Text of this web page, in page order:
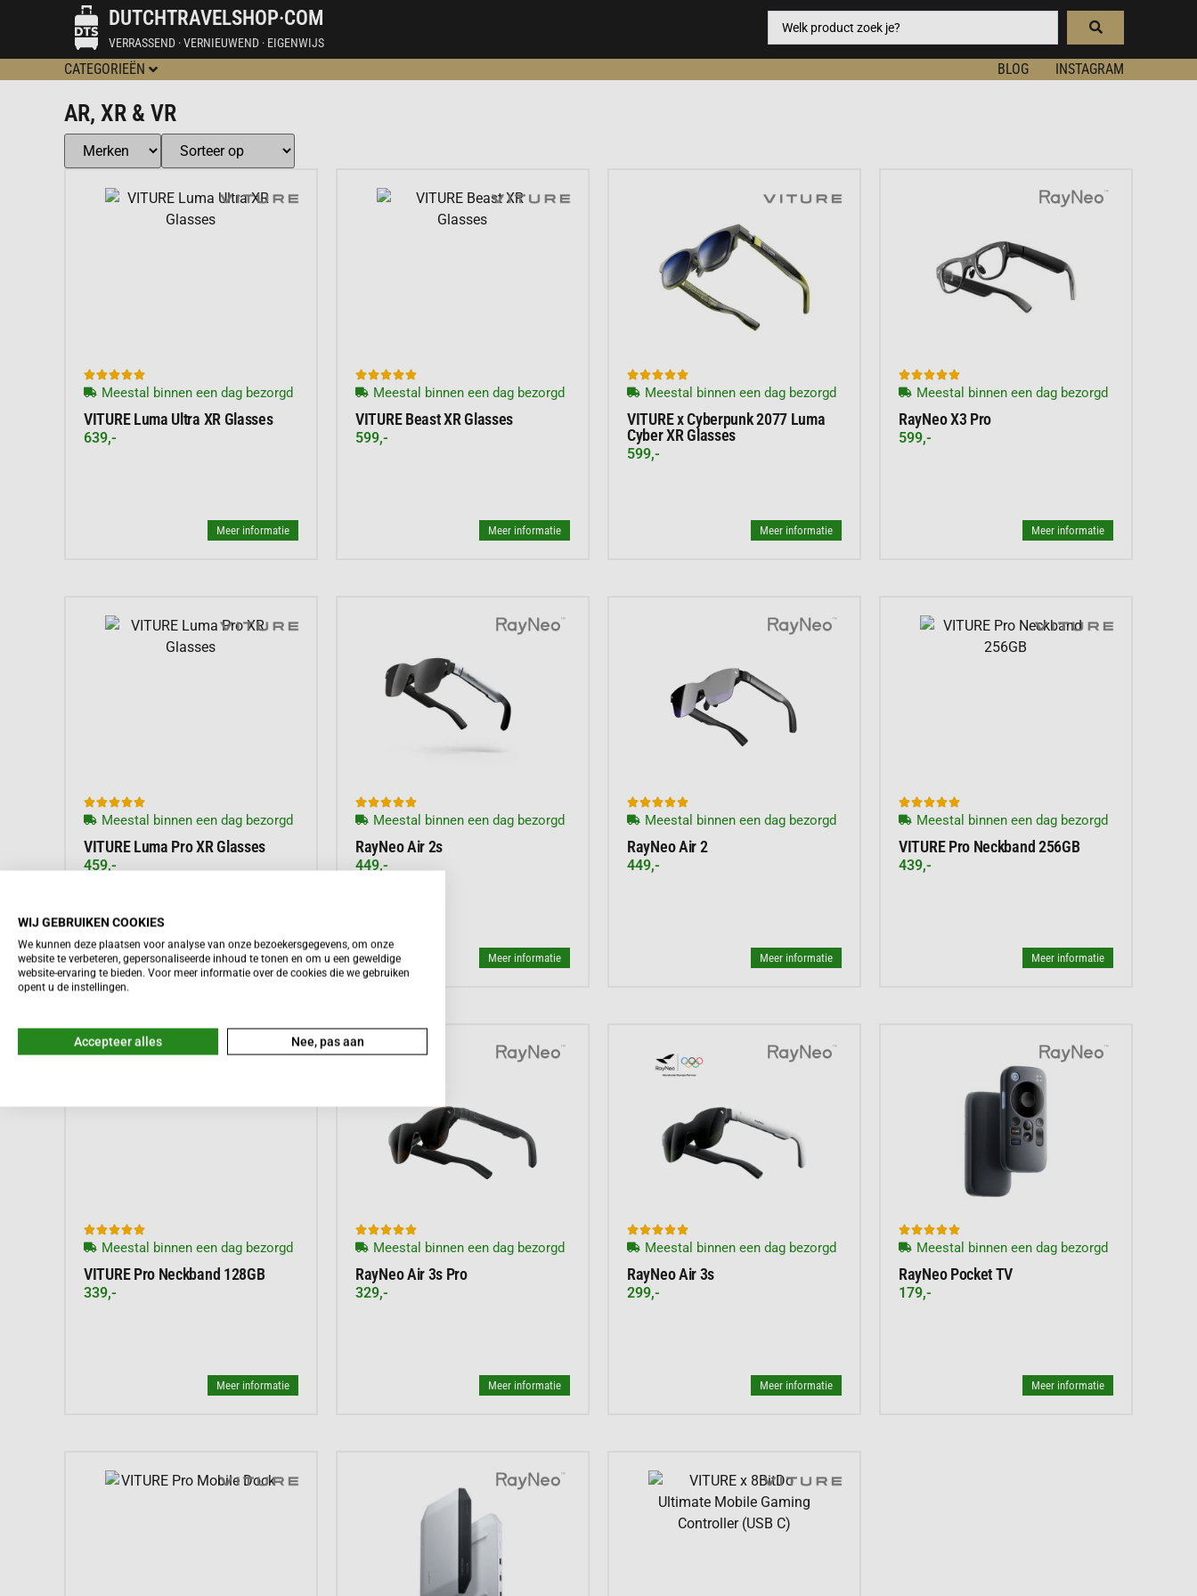
DUTCHTRAVELSHOP·COM
VERRASSEND · VERNIEUWEND · EIGENWIJS
CATEGORIEËN BLOG INSTAGRAM
AR, XR & VR

Meestal binnen een dag bezorgd
VITURE Luma Ultra XR Glasses
639,-
Meer informatie

Meestal binnen een dag bezorgd
VITURE Beast XR Glasses
599,-
Meer informatie

Meestal binnen een dag bezorgd
VITURE x Cyberpunk 2077 Luma
Cyber XR Glasses
599,-
Meer informatie

Meestal binnen een dag bezorgd
RayNeo X3 Pro
599,-
Meer informatie

Meestal binnen een dag bezorgd
VITURE Luma Pro XR Glasses
459,-
Meer informatie

Meestal binnen een dag bezorgd
RayNeo Air 2s
449,-
Meer informatie

Meestal binnen een dag bezorgd
RayNeo Air 2
449,-
Meer informatie

Meestal binnen een dag bezorgd
VITURE Pro Neckband 256GB
439,-
Meer informatie

Meestal binnen een dag bezorgd
VITURE Pro Neckband 128GB
339,-
Meer informatie

Meestal binnen een dag bezorgd
RayNeo Air 3s Pro
329,-
Meer informatie

Meestal binnen een dag bezorgd
RayNeo Air 3s
299,-
Meer informatie

Meestal binnen een dag bezorgd
RayNeo Pocket TV
179,-
Meer informatie
WIJ GEBRUIKEN COOKIES
We kunnen deze plaatsen voor analyse van onze bezoekersgegevens, om onze
website te verbeteren, gepersonaliseerde inhoud te tonen en om u een geweldige
website-ervaring te bieden. Voor meer informatie over de cookies die we gebruiken
opent u de instellingen.
Accepteer alles Nee, pas aan